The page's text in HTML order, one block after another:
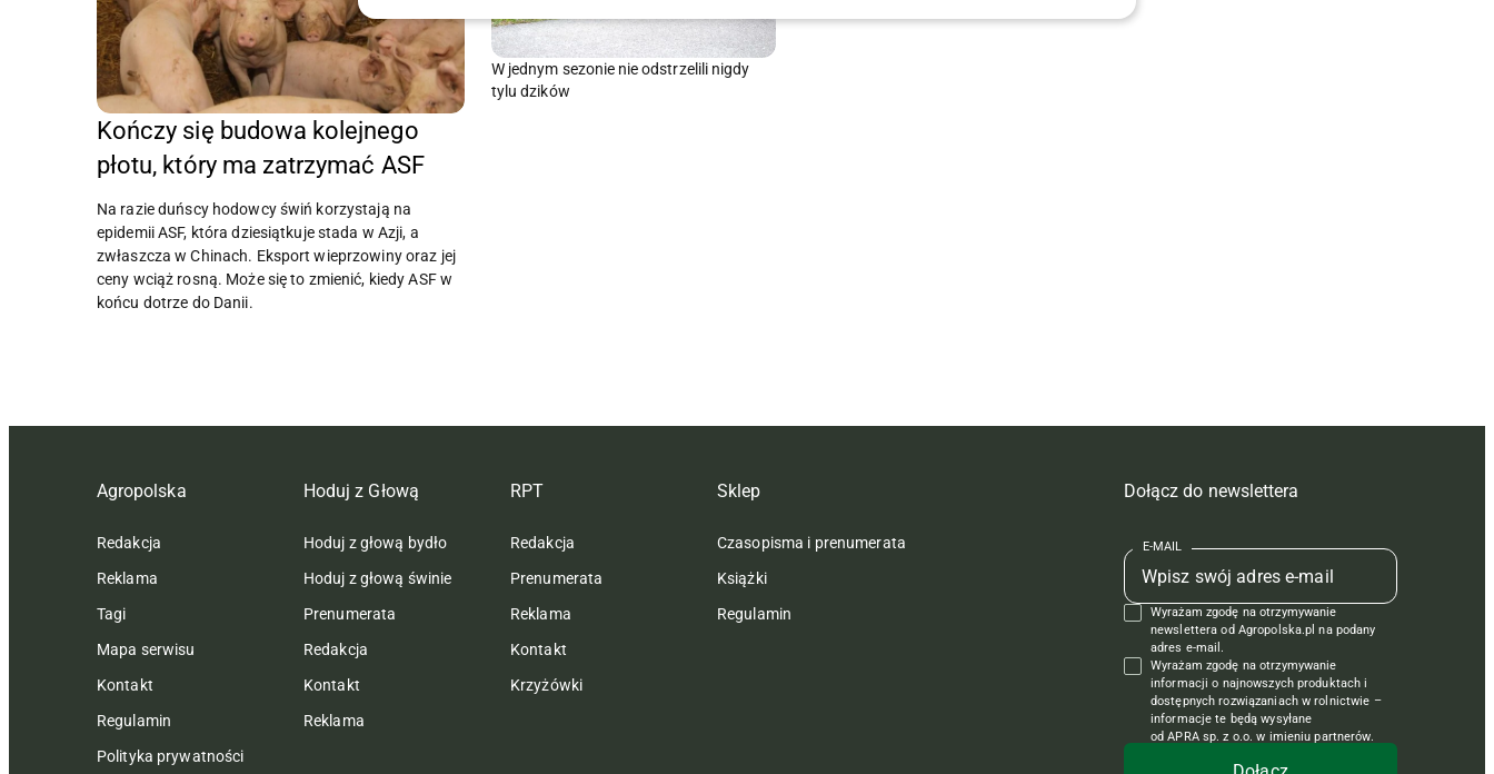
Kończy się budowa kolejnego
płotu, który ma zatrzymać ASF
Na razie duńscy hodowcy świń korzystają na
epidemii ASF, która dziesiątkuje stada w Azji, a
zwłaszcza w Chinach. Eksport wieprzowiny oraz jej
ceny wciąż rosną. Może się to zmienić, kiedy ASF w
końcu dotrze do Danii.
W jednym sezonie nie odstrzelili nigdy
tylu dzików
Agropolska
Redakcja
Reklama
Tagi
Mapa serwisu
Kontakt
Regulamin
Polityka prywatności
Hoduj z Głową
Hoduj z głową bydło
Hoduj z głową świnie
Prenumerata
Redakcja
Kontakt
Reklama
RPT
Redakcja
Prenumerata
Reklama
Kontakt
Krzyżówki
Sklep
Czasopisma i prenumerata
Książki
Regulamin
Dołącz do newslettera
E-MAIL
Wyrażam zgodę na otrzymywanie
newslettera od Agropolska.pl na podany
adres e-mail.
Wyrażam zgodę na otrzymywanie
informacji o najnowszych produktach i
dostępnych rozwiązaniach w rolnictwie –
informacje te będą wysyłane
od APRA sp. z o.o. w imieniu partnerów.